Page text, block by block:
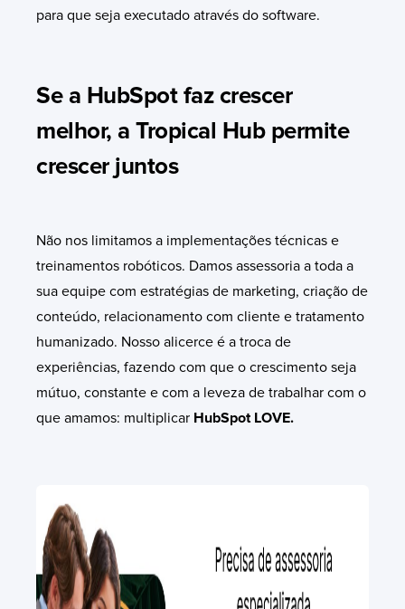
para que seja executado através do software.
Se a HubSpot faz crescer
melhor, a Tropical Hub permite
crescer juntos
Não nos limitamos a implementações técnicas e
treinamentos robóticos. Damos assessoria a toda a
sua equipe com estratégias de marketing, criação de
conteúdo, relacionamento com cliente e tratamento
humanizado. Nosso alicerce é a troca de
experiências, fazendo com que o crescimento seja
mútuo, constante e com a leveza de trabalhar com o
que amamos: multiplicar HubSpot LOVE.